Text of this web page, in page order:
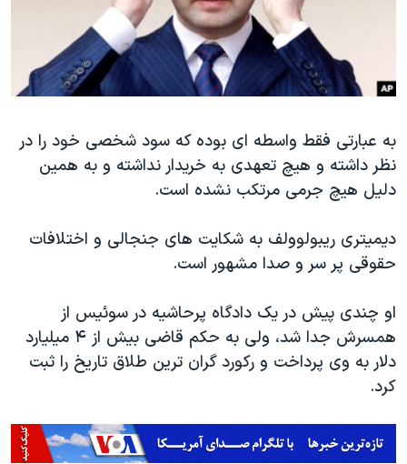
به عبارتی فقط واسطه ای بوده که سود شخصی خود را در
نظر داشته و هیچ تعهدی به خریدار نداشته و به همین
دلیل هیچ جرمی مرتکب نشده است.
دیمیتری ریبولوولف به شکایت های جنجالی و اختلافات
حقوقی پر سر و صدا مشهور است.
او چندی پیش در یک دادگاه پرحاشیه در سوئیس از
همسرش جدا شد، ولی به حکم قاضی بیش از ۴ میلیارد
دلار به وی پرداخت و رکورد گران ترین طلاق تاریخ را ثبت
کرد.